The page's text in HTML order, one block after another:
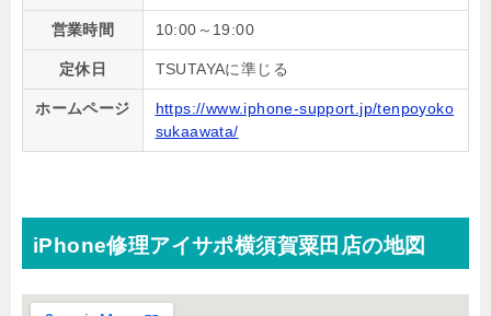
営業時間 10:00～19:00
定休日 TSUTAYAに準じる
ホームページ
https://www.iphone-support.jp/tenpoyoko
sukaawata/
iPhone修理アイサポ横須賀粟田店の地図